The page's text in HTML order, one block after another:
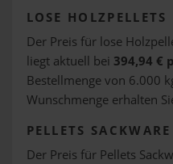
LOSE HOLZPELLETS
Der Preis für lose
liegt aktuell bei 394,94 €
Bestellmenge von 6.000
Wunschmenge erhalten
PELLETS SACKWARE
Der Preis für Pellets